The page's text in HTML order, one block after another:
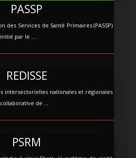
PASSP
des Services de Santé Primaires (PASSP)
par le ...
REDISSE
intersectorielles nationales et régionales
de ...
PSRM